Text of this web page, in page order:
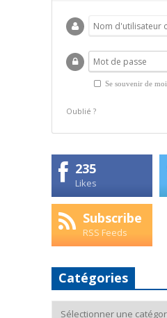
Se souvenir de moi
Oublié ?
235
Likes
Subscribe
RSS Feeds
Catégories